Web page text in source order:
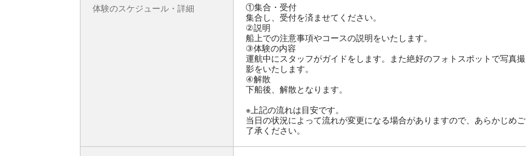
体験のスケジュール・詳細
①集合・受付
集合し、受付を済ませてください。
②説明
船上での注意事項やコースの説明をいたします。
③体験の内容
運航中にスタッフがガイドをします。また絶好のフォトスポットで写真撮
影をいたします。
④解散
下船後、解散となります。
※上記の流れは目安です。
当日の状況によって流れが変更になる場合がありますので、あらかじめご
了承ください。